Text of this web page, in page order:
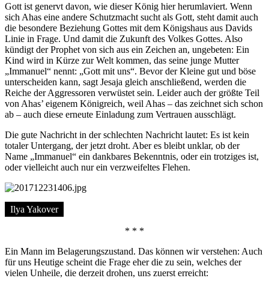
Gott ist genervt davon, wie dieser König hier herumlaviert. Wenn
sich Ahas eine andere Schutzmacht sucht als Gott, steht damit auch
die besondere Beziehung Gottes mit dem Königshaus aus Davids
Linie in Frage. Und damit die Zukunft des Volkes Gottes. Also
kündigt der Prophet von sich aus ein Zeichen an, ungebeten: Ein
Kind wird in Kürze zur Welt kommen, das seine junge Mutter
„Immanuel“ nennt: „Gott mit uns“. Bevor der Kleine gut und böse
unterscheiden kann, sagt Jesaja gleich anschließend, werden die
Reiche der Aggressoren verwüstet sein. Leider auch der größte Teil
von Ahas’ eigenem Königreich, weil Ahas – das zeichnet sich schon
ab – auch diese erneute Einladung zum Vertrauen ausschlägt.
Die gute Nachricht in der schlechten Nachricht lautet: Es ist kein
totaler Untergang, der jetzt droht. Aber es bleibt unklar, ob der
Name „Immanuel“ ein dankbares Bekenntnis, oder ein trotziges ist,
oder vielleicht auch nur ein verzweifeltes Flehen.
Ilya Yakover
* * *
Ein Mann im Belagerungszustand. Das können wir verstehen: Auch
für uns Heutige scheint die Frage eher die zu sein, welches der
vielen Unheile, die derzeit drohen, uns zuerst erreicht: